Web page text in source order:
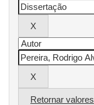
Retornar valores